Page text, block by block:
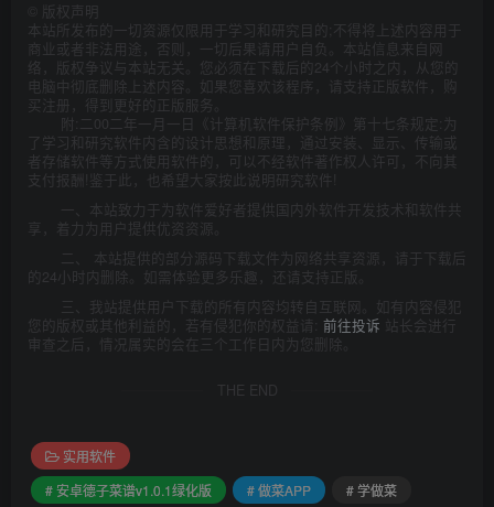
版权声明
本站所发布的一切资源仅限用于学习和研究目的;不得将上述内容用于
商业或者非法用途，否则，一切后果请用户自负。本站信息来自网
络，版权争议与本站无关。您必须在下载后的24个小时之内，从您的
电脑中彻底删除上述内容。如果您喜欢该程序，请支持正版软件，购
买注册，得到更好的正版服务。
附:二00二年一月一日《计算机软件保护条例》第十七条规定:为
了学习和研究软件内含的设计思想和原理，通过安装、显示、传输或
者存储软件等方式使用软件的，可以不经软件著作权人许可，不向其
支付报酬!鉴于此，也希望大家按此说明研究软件!
一、本站致力于为软件爱好者提供国内外软件开发技术和软件共
享，着力为用户提供优资资源。
二、 本站提供的部分源码下载文件为网络共享资源，请于下载后
的24小时内删除。如需体验更多乐趣，还请支持正版。
三、我站提供用户下载的所有内容均转自互联网。如有内容侵犯
您的版权或其他利益的，若有侵犯你的权益请: 前往投诉 站长会进行
审查之后，情况属实的会在三个工作日内为您删除。
THE END
实用软件
# 安卓德子菜谱v1.0.1绿化版
# 做菜APP
# 学做菜